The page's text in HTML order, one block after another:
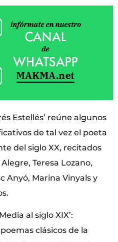
Estellés’ reúne algunos
de tal vez el poeta
del siglo XX, recitados
Teresa Lozano,
Anyó, Marina Vinyals y
al siglo XIX’:
clásicos de la